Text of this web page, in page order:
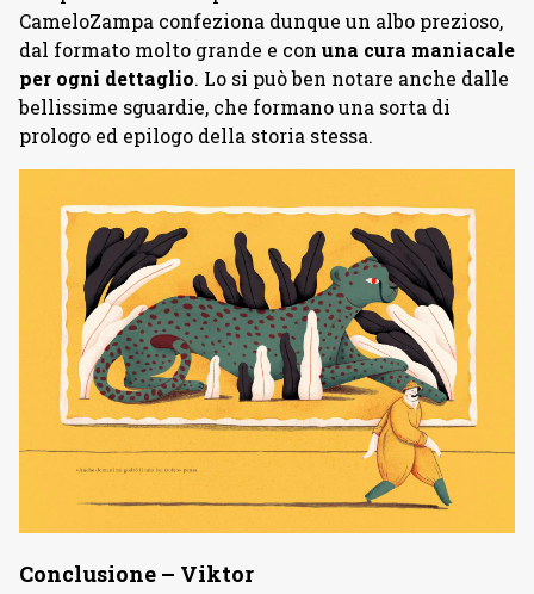
CameloZampa confeziona dunque un albo prezioso,
dal formato molto grande e con una cura maniacale
per ogni dettaglio. Lo si può ben notare anche dalle
bellissime sguardie, che formano una sorta di
prologo ed epilogo della storia stessa.
Conclusione – Viktor